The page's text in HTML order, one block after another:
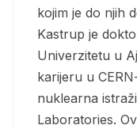
kojim je do njih
Kastrup je
Univerzitetu u
karijeru u
nuklearna
Laboratories.